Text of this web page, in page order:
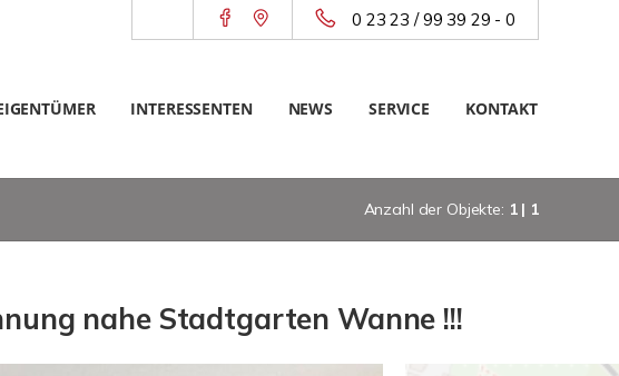
0 23 23 / 99 39 29 - 0
INTERESSENTEN NEWS SERVICE KONTAKT
Anzahl der Objekte: 1 | 1
nahe Stadtgarten Wanne !!!